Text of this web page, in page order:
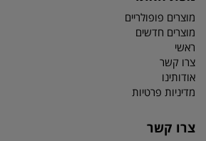
מוצרים פופולריים
מוצרים חדשים
ראשי
צרו קשר
אודותינו
מדיניות פרטיות
צרו קשר